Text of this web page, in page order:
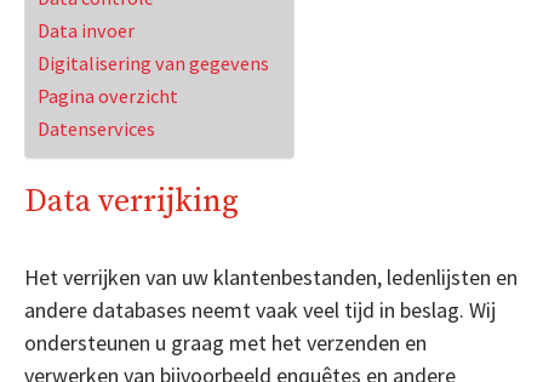
Data invoer
Digitalisering van gegevens
Pagina overzicht
Datenservices
Data verrijking
Het verrijken van uw klantenbestanden, ledenlijsten en
andere databases neemt vaak veel tijd in beslag. Wij
ondersteunen u graag met het verzenden en
verwerken van bijvoorbeeld enquêtes en andere